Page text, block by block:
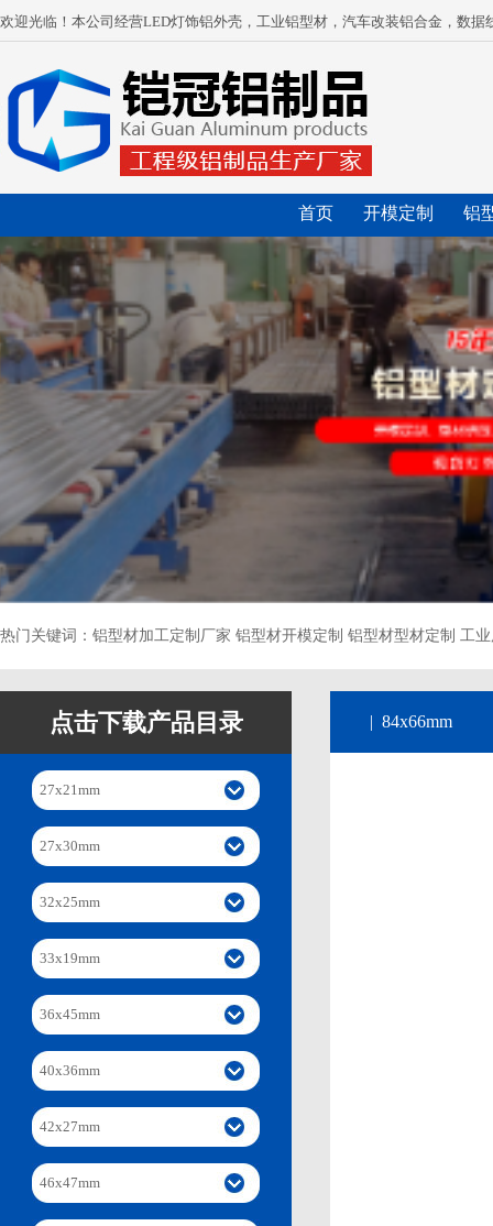
欢迎光临！本公司经营LED灯饰铝外壳，工业铝型材，汽车改装铝合金，数
首页 开模定制 铝
热门关键词：铝型材加工定制厂家 铝型材开模定制 铝型材型材定制 工
点击下载产品目录
27x21mm
27x30mm
32x25mm
33x19mm
36x45mm
40x36mm
42x27mm
46x47mm
| 84x66mm